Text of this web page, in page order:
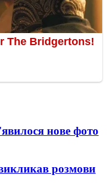
нове фото
розмови